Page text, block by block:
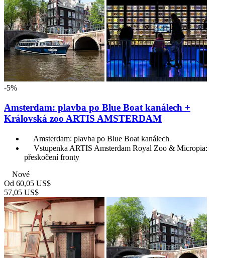
-5%
Amsterdam: plavba po Blue Boat kanálech +
Královská zoo ARTIS AMSTERDAM
Amsterdam: plavba po Blue Boat kanálech
Vstupenka ARTIS Amsterdam Royal Zoo & Micropia:
přeskočení fronty
Nové
Od 60,05 US$
57,05 US$